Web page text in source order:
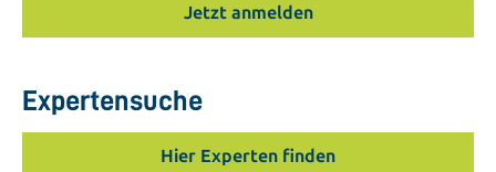
Jetzt anmelden
Expertensuche
Hier Experten finden